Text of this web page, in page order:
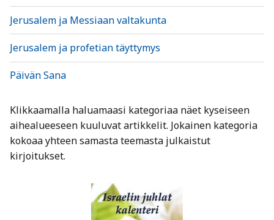
Jerusalem ja Messiaan valtakunta
Jerusalem ja profetian täyttymys
Päivän Sana
Klikkaamalla haluamaasi kategoriaa näet kyseiseen
aihealueeseen kuuluvat artikkelit. Jokainen kategoria
kokoaa yhteen samasta teemasta julkaistut
kirjoitukset.